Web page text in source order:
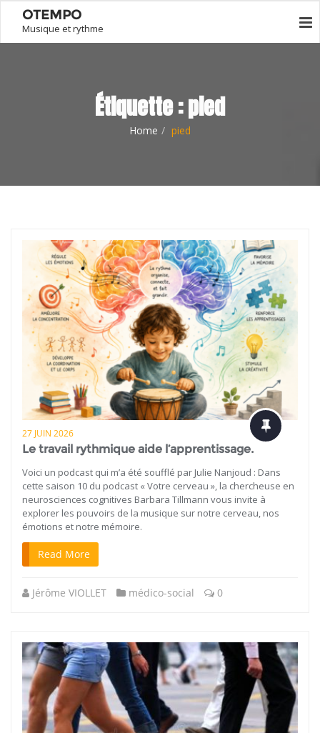
OTEMPO
Musique et rythme
Étiquette :pied
Home pied
27 JUIN 2026
Le travail rythmique aide l’apprentissage.
Voici un podcast qui m’a été soufflé par Julie Nanjoud : Dans
cette saison 10 du podcast « Votre cerveau », la chercheuse en
neurosciences cognitives Barbara Tillmann vous invite à
explorer les pouvoirs de la musique sur notre cerveau, nos
émotions et notre mémoire.
Read More
Jérôme VIOLLET médico-social 0